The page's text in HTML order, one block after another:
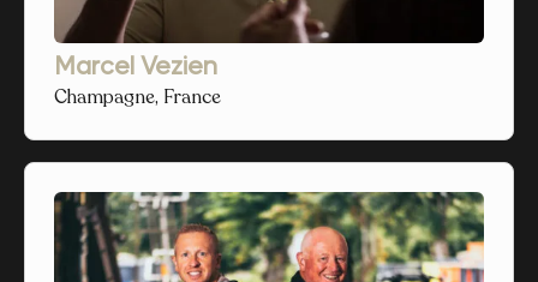
Marcel Vezien
Champagne, France